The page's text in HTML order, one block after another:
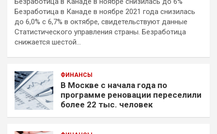
Безработица в Канаде в ноябре 2021 года снизилась
до 6,0% с 6,7% в октябре, свидетельствуют данные
Статистического управления страны. Безработица
снижается шестой…
ФИНАНСЫ
В Москве с начала года по
программе реновации переселили
более 22 тыс. человек